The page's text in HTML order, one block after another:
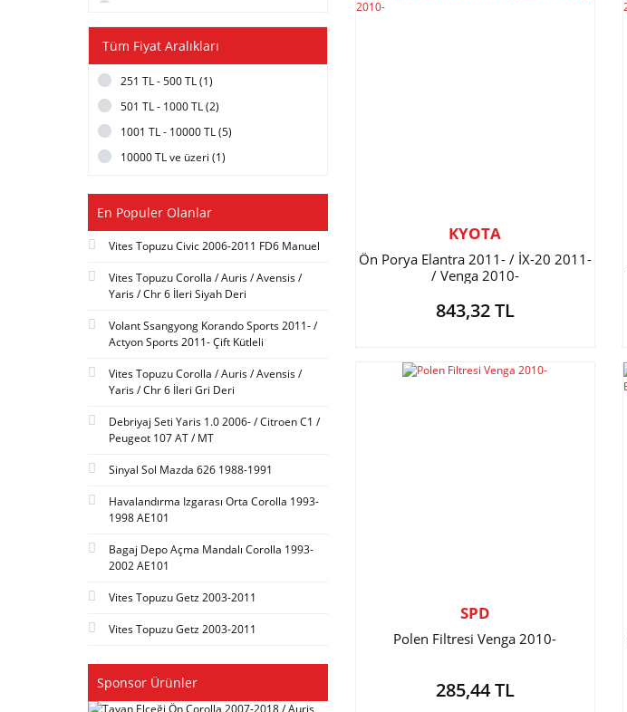
SPD (1)
UFİ (1)
Tüm Fiyat Aralıkları
251 TL - 500 TL (1)
501 TL - 1000 TL (2)
1001 TL - 10000 TL (5)
10000 TL ve üzeri (1)
En Populer Olanlar
Vites Topuzu Civic 2006-2011 FD6 Manuel
Vites Topuzu Corolla / Auris / Avensis /
Yaris / Chr 6 İleri Siyah Deri
Volant Ssangyong Korando Sports 2011- /
Actyon Sports 2011- Çift Kütleli
Vites Topuzu Corolla / Auris / Avensis /
Yaris / Chr 6 İleri Gri Deri
Debriyaj Seti Yaris 1.0 2006- / Citroen C1 /
Peugeot 107 AT / MT
Sinyal Sol Mazda 626 1988-1991
Havalandırma Izgarası Orta Corolla 1993-
1998 AE101
Bagaj Depo Açma Mandalı Corolla 1993-
2002 AE101
Vites Topuzu Getz 2003-2011
Vites Topuzu Getz 2003-2011
Sponsor Ürünler
KYOTA
Ön Porya Elantra 2011- / İX-20 2011-
/ Venga 2010-
843,32 TL
SPD
Polen Filtresi Venga 2010-
285,44 TL